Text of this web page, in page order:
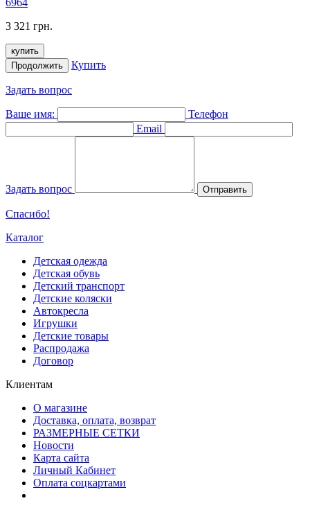
3 321 грн.
купить
Продолжить
Купить
Задать вопрос
Ваше имя:
Телефон
Email
Задать вопрос Отправить
Спасибо!
Каталог
Детская одежда
Детская обувь
Детский транспорт
Детские коляски
Автокресла
Игрушки
Детские товары
Распродажа
Договор
Клиентам
О магазине
Доставка, оплата, возврат
РАЗМЕРНЫЕ СЕТКИ
Новости
Карта сайта
Личный Кабинет
Оплата соцкартами